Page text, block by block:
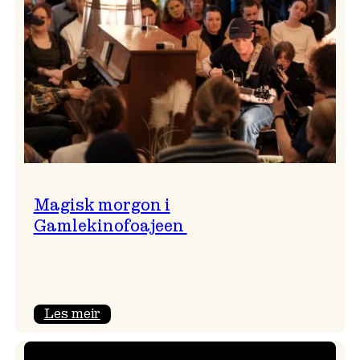
Magisk morgon i
Gamlekinofoajeen
Les meir: